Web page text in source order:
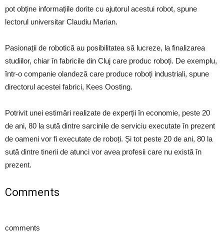
pot obține informațiile dorite cu ajutorul acestui robot, spune
lectorul universitar Claudiu Marian.
Pasionații de robotică au posibilitatea să lucreze, la finalizarea
studiilor, chiar în fabricile din Cluj care produc roboți. De exemplu,
într-o companie olandeză care produce roboți industriali, spune
directorul acestei fabrici, Kees Oosting.
Potrivit unei estimări realizate de experții în economie, peste 20
de ani, 80 la sută dintre sarcinile de serviciu executate în prezent
de oameni vor fi executate de roboți. Și tot peste 20 de ani, 80 la
sută dintre tinerii de atunci vor avea profesii care nu există în
prezent.
Comments
comments